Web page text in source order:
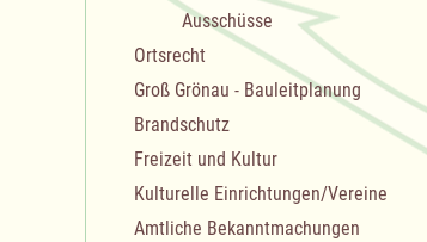
Ausschüsse
Ortsrecht
Groß Grönau - Bauleitplanung
Brandschutz
Freizeit und Kultur
Kulturelle Einrichtungen/Vereine
Amtliche Bekanntmachungen